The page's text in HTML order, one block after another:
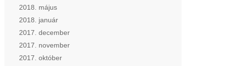
2018. május
2018. január
2017. december
2017. november
2017. október